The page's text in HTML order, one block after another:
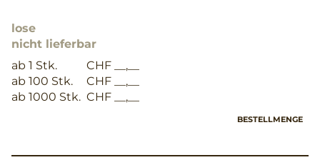
lose
nicht lieferbar
ab 1 Stk.
CHF __,__
ab 100 Stk.
CHF __,__
ab 1000 Stk. CHF __,__
BESTELLMENGE